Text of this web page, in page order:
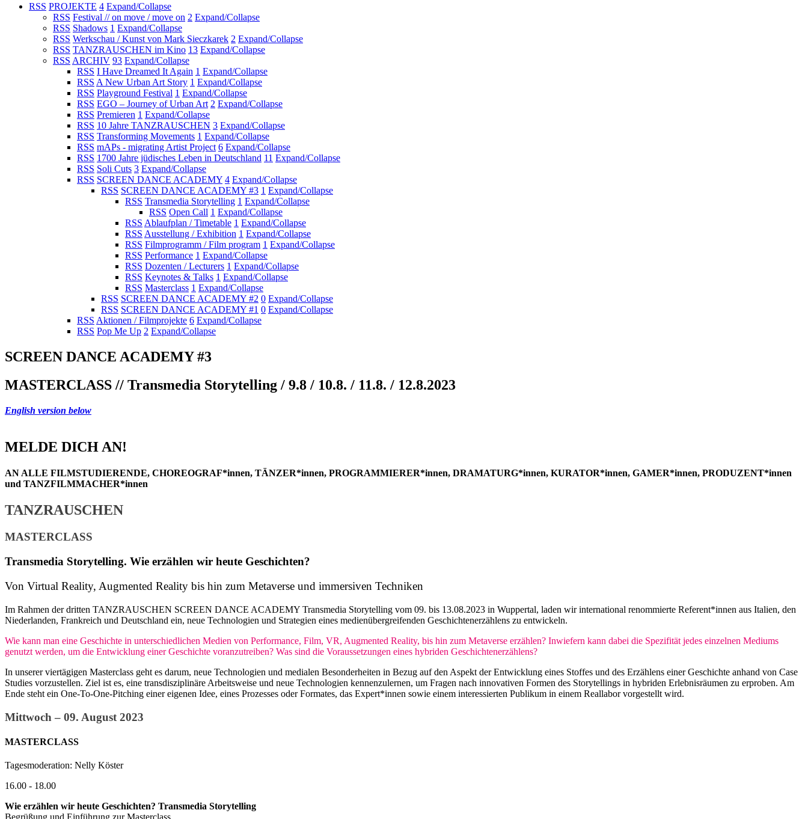
RSS PROJEKTE 4 Expand/Collapse
RSS Festival // on move / move on 2 Expand/Collapse
RSS Shadows 1 Expand/Collapse
RSS Werkschau / Kunst von Mark Sieczkarek 2 Expand/Collapse
RSS TANZRAUSCHEN im Kino 13 Expand/Collapse
RSS ARCHIV 93 Expand/Collapse
RSS I Have Dreamed It Again 1 Expand/Collapse
RSS A New Urban Art Story 1 Expand/Collapse
RSS Playground Festival 1 Expand/Collapse
RSS EGO – Journey of Urban Art 2 Expand/Collapse
RSS Premieren 1 Expand/Collapse
RSS 10 Jahre TANZRAUSCHEN 3 Expand/Collapse
RSS Transforming Movements 1 Expand/Collapse
RSS mAPs - migrating Artist Project 6 Expand/Collapse
RSS 1700 Jahre jüdisches Leben in Deutschland 11 Expand/Collapse
RSS Soli Cuts 3 Expand/Collapse
RSS SCREEN DANCE ACADEMY 4 Expand/Collapse
RSS SCREEN DANCE ACADEMY #3 1 Expand/Collapse
RSS Transmedia Storytelling 1 Expand/Collapse
RSS Open Call 1 Expand/Collapse
RSS Ablaufplan / Timetable 1 Expand/Collapse
RSS Ausstellung / Exhibition 1 Expand/Collapse
RSS Filmprogramm / Film program 1 Expand/Collapse
RSS Performance 1 Expand/Collapse
RSS Dozenten / Lecturers 1 Expand/Collapse
RSS Keynotes & Talks 1 Expand/Collapse
RSS Masterclass 1 Expand/Collapse
RSS SCREEN DANCE ACADEMY #2 0 Expand/Collapse
RSS SCREEN DANCE ACADEMY #1 0 Expand/Collapse
RSS Aktionen / Filmprojekte 6 Expand/Collapse
RSS Pop Me Up 2 Expand/Collapse
SCREEN DANCE ACADEMY #3
MASTERCLASS // Transmedia Storytelling / 9.8 / 10.8. / 11.8. / 12.8.2023
English version below
MELDE DICH AN!
AN ALLE FILMSTUDIERENDE, CHOREOGRAF*innen, TÄNZER*innen, PROGRAMMIERER*innen, DRAMATURG*innen, KURATOR*innen, GAMER*innen, PRODUZENT*innen
und TANZFILMMACHER*innen
TANZRAUSCHEN
MASTERCLASS
Transmedia Storytelling. Wie erzählen wir heute Geschichten?
Von Virtual Reality, Augmented Reality bis hin zum Metaverse und immersiven Techniken
Im Rahmen der dritten TANZRAUSCHEN SCREEN DANCE ACADEMY Transmedia Storytelling vom 09. bis 13.08.2023 in Wuppertal, laden wir international renommierte Referent*innen aus Italien, den
Niederlanden, Frankreich und Deutschland ein, neue Technologien und Strategien eines medienübergreifenden Geschichtenerzählens zu entwickeln.
Wie kann man eine Geschichte in unterschiedlichen Medien von Performance, Film, VR, Augmented Reality, bis hin zum Metaverse erzählen? Inwiefern kann dabei die Spezifität jedes einzelnen Mediums
genutzt werden, um die Entwicklung einer Geschichte voranzutreiben? Was sind die Voraussetzungen eines hybriden Geschichtenerzählens?
In unserer viertägigen Masterclass geht es darum, neue Technologien und medialen Besonderheiten in Bezug auf den Aspekt der Entwicklung eines Stoffes und des Erzählens einer Geschichte anhand von Case
Studies vorzustellen. Ziel ist es, eine transdisziplinäre Arbeitsweise und neue Technologien kennenzulernen, um Fragen nach innovativen Formen des Storytellings in hybriden Erlebnisräumen zu erproben. Am
Ende steht ein One-To-One-Pitching einer eigenen Idee, eines Prozesses oder Formates, das Expert*innen sowie einem interessierten Publikum in einem Reallabor vorgestellt wird.
Mittwoch – 09. August 2023
MASTERCLASS
Tagesmoderation: Nelly Köster
16.00 - 18.00
Wie erzählen wir heute Geschichten? Transmedia Storytelling